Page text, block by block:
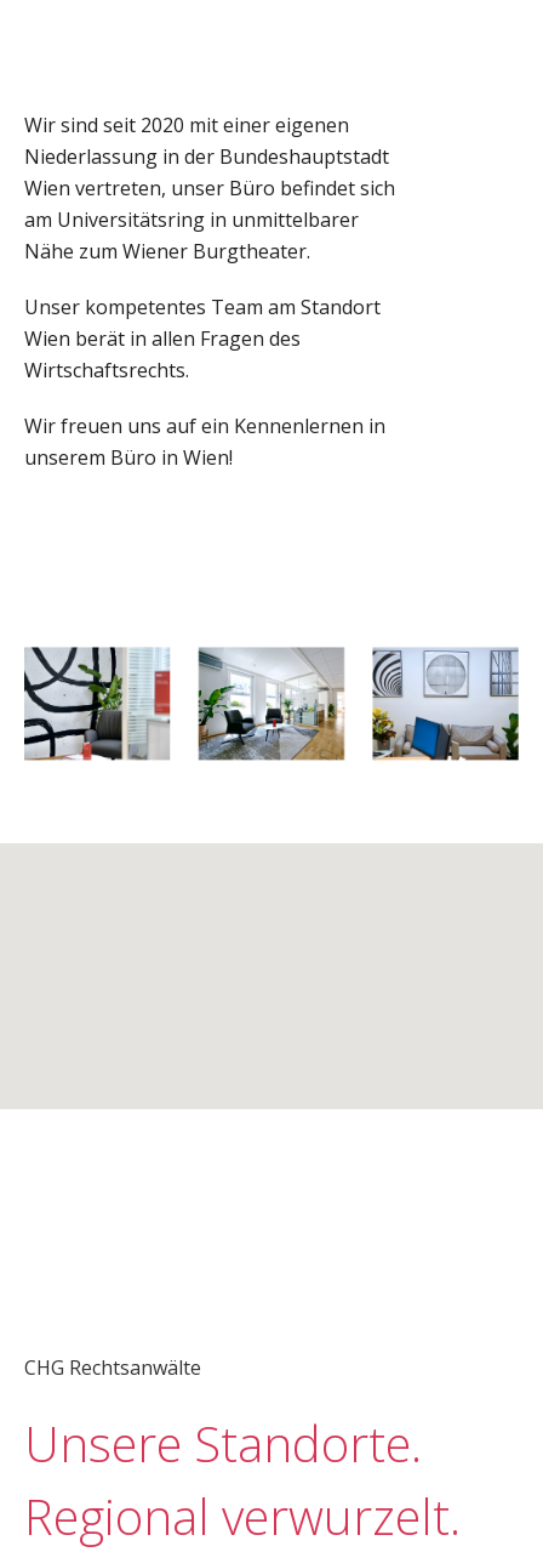
Wir sind seit 2020 mit einer eigenen
Niederlassung in der Bundeshauptstadt
Wien vertreten, unser Büro befindet sich
am Universitätsring in unmittelbarer
Nähe zum Wiener Burgtheater.
Unser kompetentes Team am Standort
Wien berät in allen Fragen des
Wirtschaftsrechts.
Wir freuen uns auf ein Kennenlernen in
unserem Büro in Wien!
CHG Rechtsanwälte
Unsere Standorte.
Regional verwurzelt.